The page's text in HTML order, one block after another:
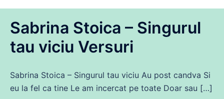
Sabrina Stoica – Singurul
tau viciu Versuri
Sabrina Stoica – Singurul tau viciu Au post candva Si
eu la fel ca tine Le am incercat pe toate Doar sau […]